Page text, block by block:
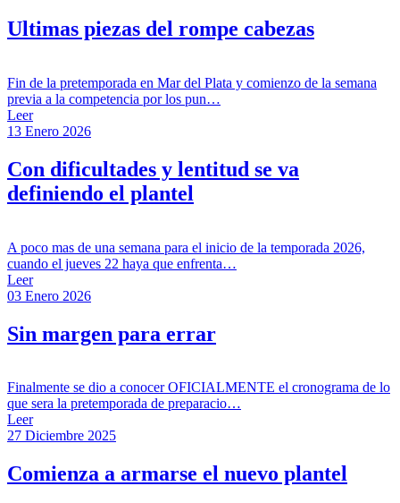
Ultimas piezas del rompe cabezas
Fin de la pretemporada en Mar del Plata y comienzo de la semana
previa a la competencia por los pun…
Leer
13 Enero 2026
Con dificultades y lentitud se va
definiendo el plantel
A poco mas de una semana para el inicio de la temporada 2026,
cuando el jueves 22 haya que enfrenta…
Leer
03 Enero 2026
Sin margen para errar
Finalmente se dio a conocer OFICIALMENTE el cronograma de lo
que sera la pretemporada de preparacio…
Leer
27 Diciembre 2025
Comienza a armarse el nuevo plantel